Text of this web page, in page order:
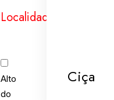
Localidades
Alto
do
Ciça